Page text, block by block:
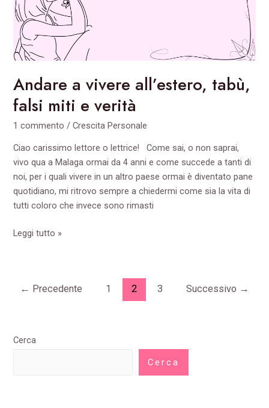
Andare a vivere all’estero, tabù,
falsi miti e verità
1 commento /Crescita Personale
Ciao carissimo lettore o lettrice! Come sai, o non saprai,
vivo qua a Malaga ormai da 4 anni e come succede a tanti di
noi, per i quali vivere in un altro paese ormai è diventato pane
quotidiano, mi ritrovo sempre a chiedermi come sia la vita di
tutti coloro che invece sono rimasti
e
verità
Leggi tutto »
← Precedente 1 2 3 Successivo →
Cerca
Cerca